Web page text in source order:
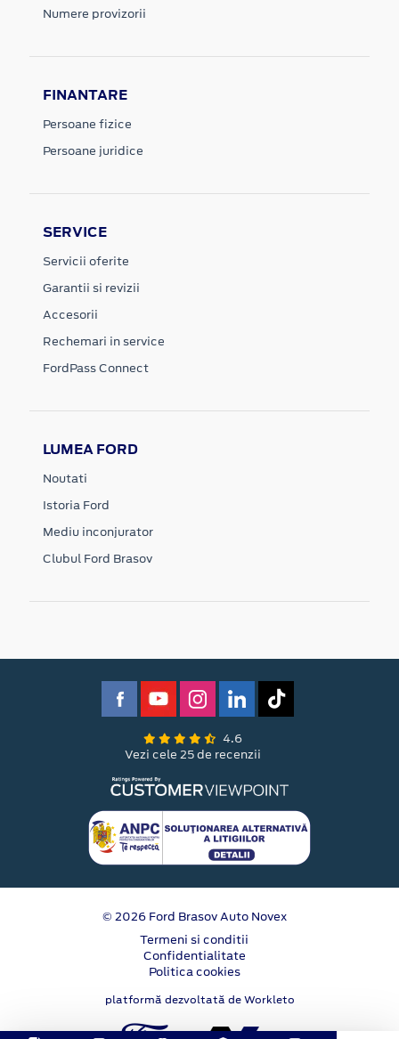
Numere provizorii
FINANTARE
Persoane fizice
Persoane juridice
SERVICE
Servicii oferite
Garantii si revizii
Accesorii
Rechemari in service
FordPass Connect
LUMEA FORD
Noutati
Istoria Ford
Mediu inconjurator
Clubul Ford Brasov
4.6
Vezi cele 25 de recenzii
© 2026 Ford Brasov Auto Novex
Termeni si conditii
Confidentialitate
Politica cookies
platformă dezvoltată de Workleto